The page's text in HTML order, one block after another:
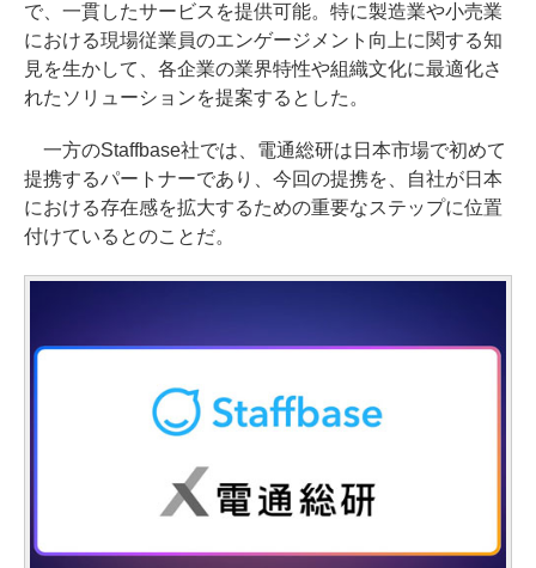
で、一貫したサービスを提供可能。特に製造業や小売業
における現場従業員のエンゲージメント向上に関する知
見を生かして、各企業の業界特性や組織文化に最適化さ
れたソリューションを提案するとした。
一方のStaffbase社では、電通総研は日本市場で初めて
提携するパートナーであり、今回の提携を、自社が日本
における存在感を拡大するための重要なステップに位置
付けているとのことだ。